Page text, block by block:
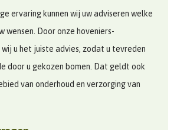
ervaring kunnen wij uw adviseren welke
wensen. Door onze hoveniers-
u het juiste advies, zodat u tevreden
door u gekozen bomen. Dat geldt ook
van onderhoud en verzorging van